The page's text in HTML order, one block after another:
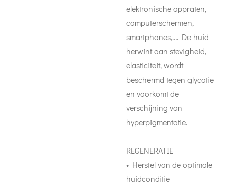
elektronische appraten,
computerschermen,
smartphones,…. De huid
herwint aan stevigheid,
elasticiteit, wordt
beschermd tegen glycatie
en voorkomt de
verschijning van
hyperpigmentatie.
REGENERATIE
• Herstel van de optimale
huidconditie